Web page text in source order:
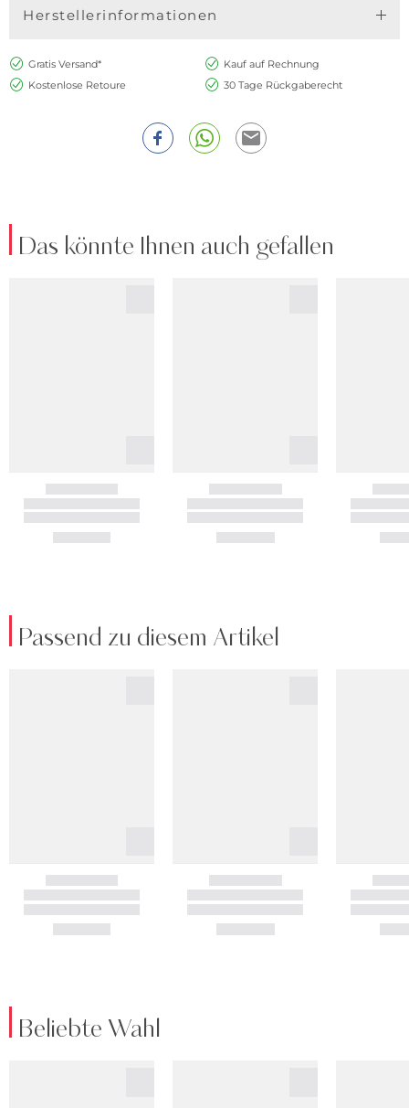
Herstellerinformationen
Gratis Versand*
Kauf auf Rechnung
Kostenlose Retoure
30 Tage Rückgaberecht
Das könnte Ihnen auch gefallen
Passend zu diesem Artikel
Beliebte Wahl